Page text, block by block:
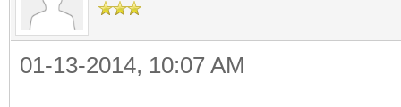
01-13-2014, 10:07 AM